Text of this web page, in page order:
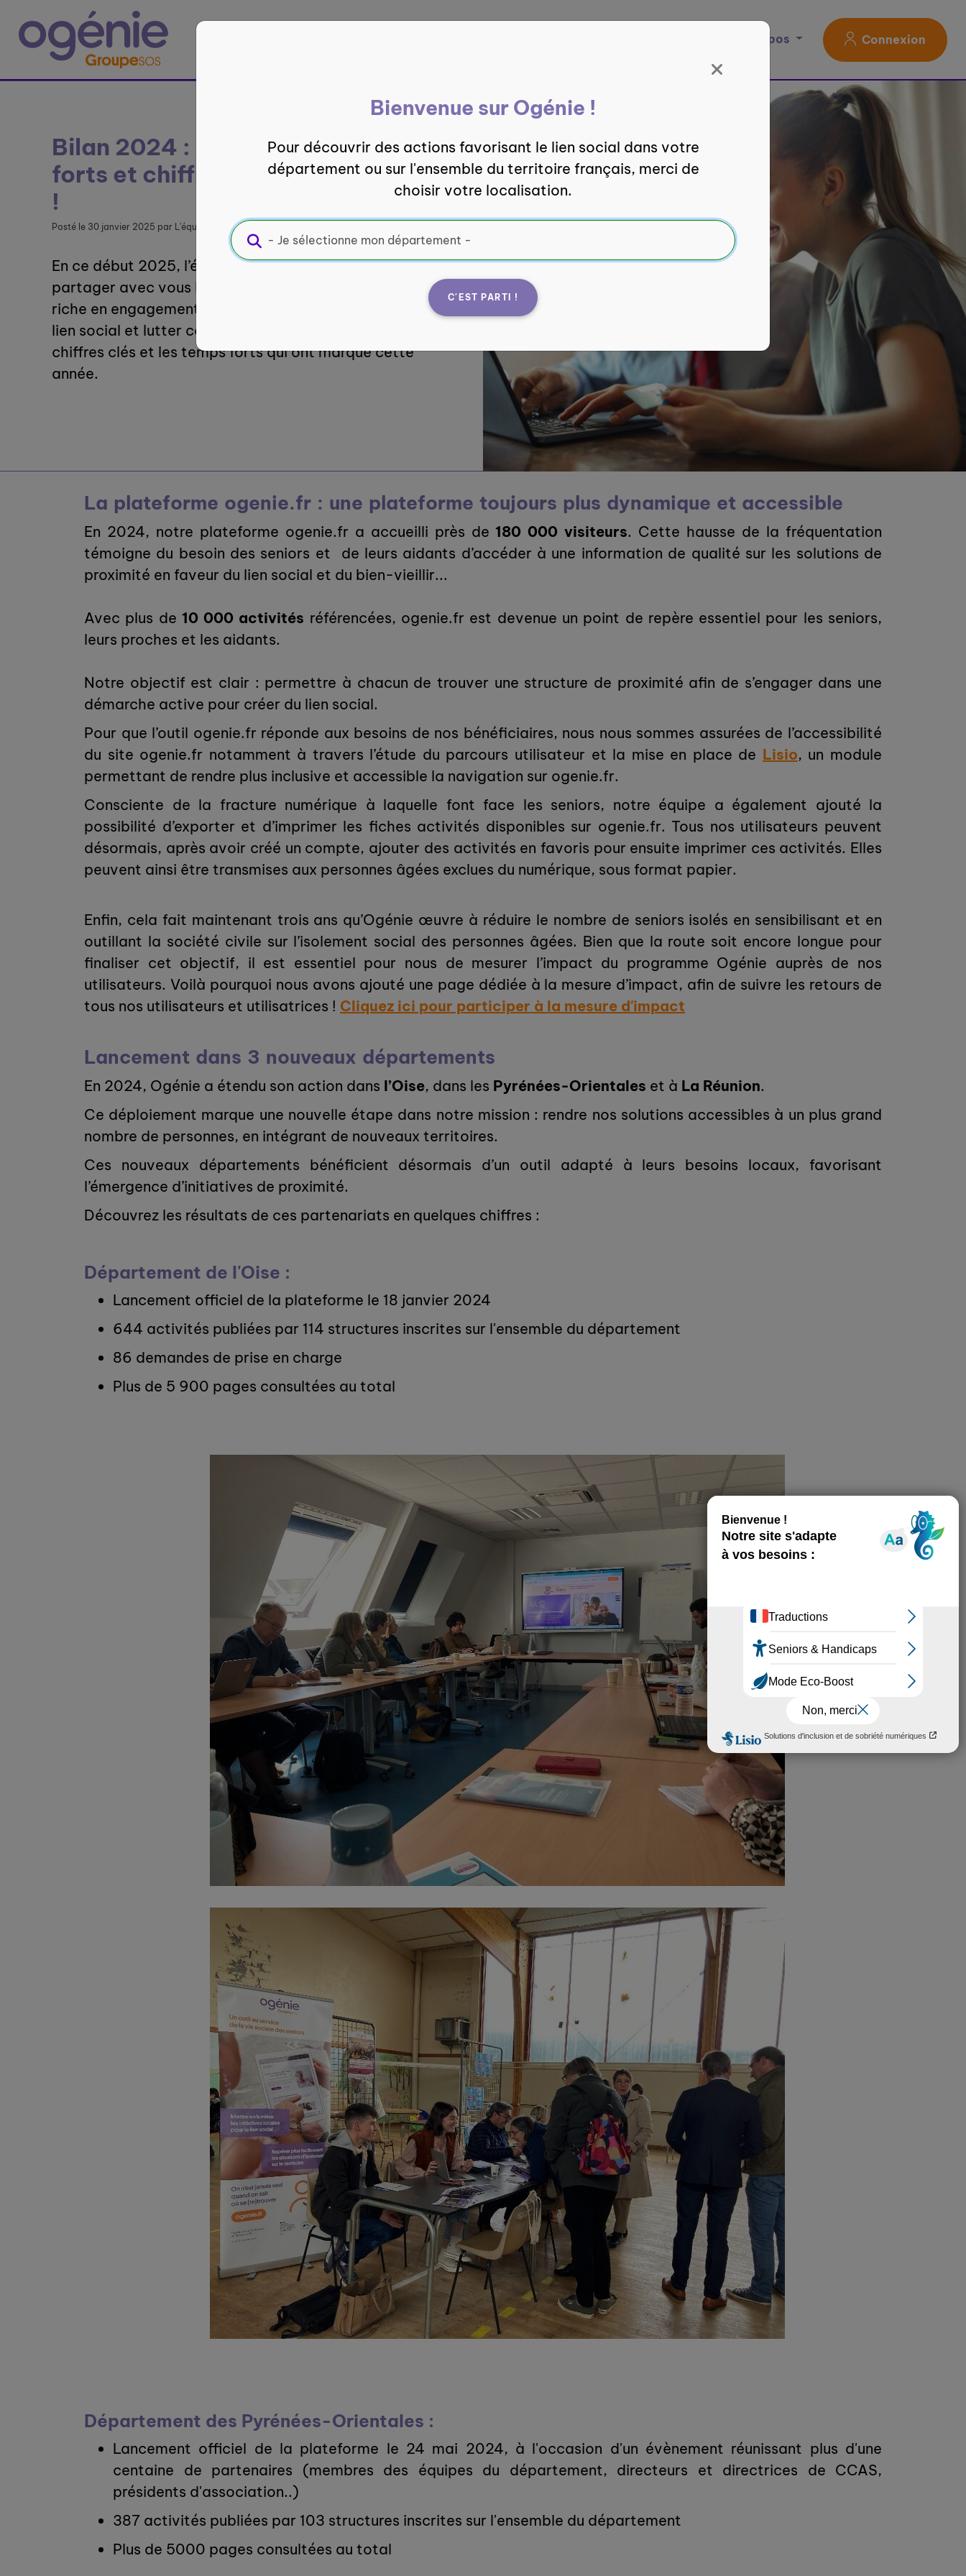
À propos Connexion
Bienvenue sur Ogénie !
Pour découvrir des actions favorisant le lien social dans votre
département ou sur l'ensemble du territoire français, merci de
choisir votre localisation.
C'EST PARTI !
Bilan 2024 : zoom sur nos temps
forts et chiffres clés chez Ogénie
!
Posté le 30 janvier 2025 par L'équipe Ogénie
En ce début 2025, l’équipe Ogénie est fière de
partager avec vous les résultats de 2024 : une année
riche en engagements et en actions pour renforcer le
lien social et lutter contre l’isolement. Retour sur nos
chiffres clés et les temps forts qui ont marqué cette
année.
La plateforme ogenie.fr : une plateforme toujours plus dynamique et accessible
En 2024, notre plateforme ogenie.fr a accueilli près de 180 000 visiteurs. Cette hausse de la fréquentation
témoigne du besoin des seniors et de leurs aidants d’accéder à une information de qualité sur les solutions de
proximité en faveur du lien social et du bien-vieillir...
Avec plus de 10 000 activités référencées, ogenie.fr est devenue un point de repère essentiel pour les seniors,
leurs proches et les aidants.
Notre objectif est clair : permettre à chacun de trouver une structure de proximité afin de s’engager dans une
démarche active pour créer du lien social.
Pour que l’outil ogenie.fr réponde aux besoins de nos bénéficiaires, nous nous sommes assurées de l’accessibilité
du site ogenie.fr notamment à travers l’étude du parcours utilisateur et la mise en place de Lisio, un module
permettant de rendre plus inclusive et accessible la navigation sur ogenie.fr.
Consciente de la fracture numérique à laquelle font face les seniors, notre équipe a également ajouté la
possibilité d’exporter et d’imprimer les fiches activités disponibles sur ogenie.fr. Tous nos utilisateurs peuvent
désormais, après avoir créé un compte, ajouter des activités en favoris pour ensuite imprimer ces activités. Elles
peuvent ainsi être transmises aux personnes âgées exclues du numérique, sous format papier.
Enfin, cela fait maintenant trois ans qu’Ogénie œuvre à réduire le nombre de seniors isolés en sensibilisant et en
outillant la société civile sur l’isolement social des personnes âgées. Bien que la route soit encore longue pour
finaliser cet objectif, il est essentiel pour nous de mesurer l’impact du programme Ogénie auprès de nos
utilisateurs. Voilà pourquoi nous avons ajouté une page dédiée à la mesure d’impact, afin de suivre les retours de
tous nos utilisateurs et utilisatrices ! Cliquez ici pour participer à la mesure d'impact
Lancement dans 3 nouveaux départements
En 2024, Ogénie a étendu son action dans l’Oise, dans les Pyrénées-Orientales et à La Réunion.
Ce déploiement marque une nouvelle étape dans notre mission : rendre nos solutions accessibles à un plus grand
nombre de personnes, en intégrant de nouveaux territoires.
Ces nouveaux départements bénéficient désormais d’un outil adapté à leurs besoins locaux, favorisant
l’émergence d’initiatives de proximité.
Découvrez les résultats de ces partenariats en quelques chiffres :
Département de l'Oise :
Lancement officiel de la plateforme le 18 janvier 2024
644 activités publiées par 114 structures inscrites sur l'ensemble du département
86 demandes de prise en charge
Plus de 5 900 pages consultées au total
Département des Pyrénées-Orientales :
Lancement officiel de la plateforme le 24 mai 2024, à l'occasion d'un évènement réunissant plus d'une
centaine de partenaires (membres des équipes du département, directeurs et directrices de CCAS,
présidents d'association..)
387 activités publiées par 103 structures inscrites sur l'ensemble du département
Plus de 5000 pages consultées au total
Panneau de gestion des cookies